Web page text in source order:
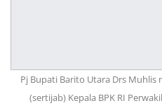
Pj Bupati Barito Utara Drs
(sertijab) Kepala BPK RI